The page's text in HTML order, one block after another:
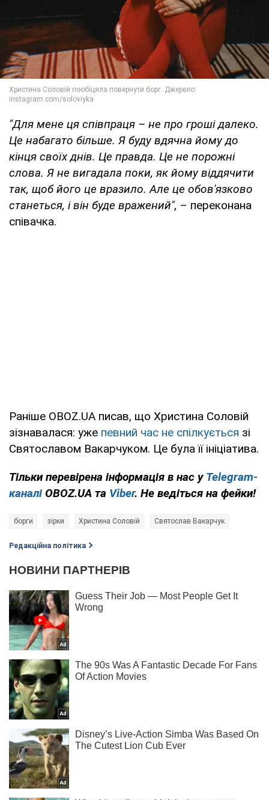
"Для мене ця співпраця – не про гроші далеко.
Це набагато більше. Я буду вдячна йому до
кінця своїх днів. Це правда. Це не порожні
слова. Я не вигадала поки, як йому віддячити
так, щоб його це вразило. Але це обов'язково
станеться, і він буде вражений", – переконана
співачка.
Раніше OBOZ.UA писав, що Христина Соловій
зізнавалася: уже певний час не спілкується зі
Святославом Вакарчуком. Це була її ініціатива.
Тільки перевірена інформація в нас у Telegram-
каналі OBOZ.UA та Viber. Не ведіться на фейки!
борги зірки Христина Соловій Святослав Вакарчук
Редакційна політика